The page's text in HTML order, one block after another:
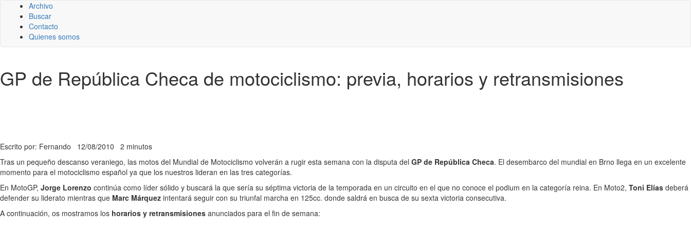
Archivo
Buscar
Contacto
Quienes somos
GP de República Checa de motociclismo: previa, horarios y retransmisiones
Escrito por: Fernando 12/08/2010 2 minutos
Tras un pequeño descanso veraniego, las motos del Mundial de Motociclismo volverán a rugir esta semana con la disputa del GP de República Checa. El desembarco del mundial en Brno llega en un excelente
momento para el motociclismo español ya que los nuestros lideran en las tres categorías.
En MotoGP, Jorge Lorenzo continúa como líder sólido y buscará la que sería su séptima victoria de la temporada en un circuito en el que no conoce el podium en la categoría reina. En Moto2, Toni Elías deberá
defender su liderato mientras que Marc Márquez intentará seguir con su triunfal marcha en 125cc. donde saldrá en busca de su sexta victoria consecutiva.
A continuación, os mostramos los horarios y retransmisiones anunciados para el fin de semana: